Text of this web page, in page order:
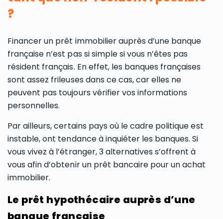
?
Financer un prêt immobilier auprès d’une banque
française n’est pas si simple si vous n’êtes pas
résident français. En effet, les banques françaises
sont assez frileuses dans ce cas, car elles ne
peuvent pas toujours vérifier vos informations
personnelles.
Par ailleurs, certains pays où le cadre politique est
instable, ont tendance à inquiéter les banques. Si
vous vivez à l’étranger, 3 alternatives s’offrent à
vous afin d’obtenir un prêt bancaire pour un achat
immobilier.
Le prêt hypothécaire auprès d’une